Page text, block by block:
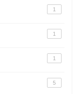
1
1
1
5